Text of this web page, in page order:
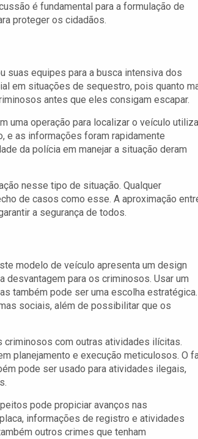
é fundamental para a formulação de
proteger os cidadãos.
suas equipes para a busca intensiva dos
em situações de sequestro, pois quanto
antes que eles consigam escapar.
uma operação para localizar o veículo
e as informações foram rapidamente
da polícia em manejar a situação deram
nesse tipo de situação. Qualquer
de casos como esse. A aproximação
a segurança de todos.
modelo de veículo apresenta um design
desvantagem para os criminosos. Usar um
também pode ser uma escolha estratégica.
sociais, além de possibilitar que os
com outras atividades ilícitas.
planejamento e execução meticulosos. O
pode ser usado para atividades ilegais,
pode propiciar avanços nas
informações de registro e atividades
outros crimes que tenham